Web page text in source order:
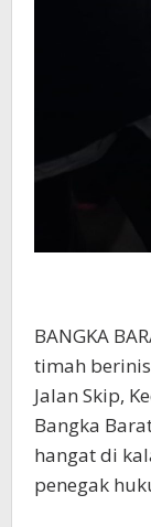
BANGKA
timah
Jalan Skip,
Bangka
hangat di
penegak